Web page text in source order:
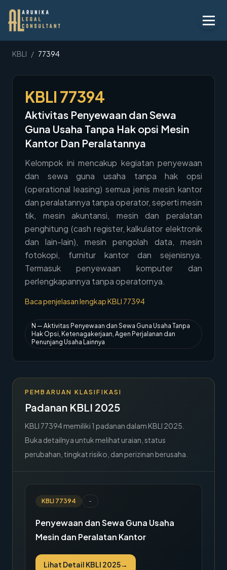
Layanan
Peraturan
KBLI
Tentang
Kontak
Penawaran
Blog
Legal AI
Hubungi Kami→
Member Area
KBLI / 77394
KBLI 77394
Aktivitas Penyewaan dan Sewa
Guna Usaha Tanpa Hak opsi Mesin
Kantor Dan Peralatannya
Kelompok ini mencakup kegiatan penyewaan
dan sewa guna usaha tanpa hak opsi
(operational leasing) semua jenis mesin kantor
dan peralatannya tanpa operator, seperti mesin
tik, mesin akuntansi, mesin dan peralatan
penghitung (cash register, kalkulator elektronik
dan lain-lain), mesin pengolah data, mesin
fotokopi, furnitur kantor dan sejenisnya.
Termasuk penyewaan komputer dan
perlengkapannya tanpa operatornya.
Baca penjelasan lengkap KBLI 77394
N — Aktivitas Penyewaan dan Sewa Guna Usaha Tanpa
Hak Opsi, Ketenagakerjaan, Agen Perjalanan dan
Penunjang Usaha Lainnya
PEMBARUAN KLASIFIKASI
Padanan KBLI 2025
KBLI 77394memiliki 1 padanan dalam KBLI 2025.
Buka detailnya untuk melihat uraian, status
perubahan, tingkat risiko, dan perizinan berusaha.
KBLI 77394 -
Penyewaan dan Sewa Guna Usaha
Mesin dan Peralatan Kantor
Lihat Detail KBLI 2025→